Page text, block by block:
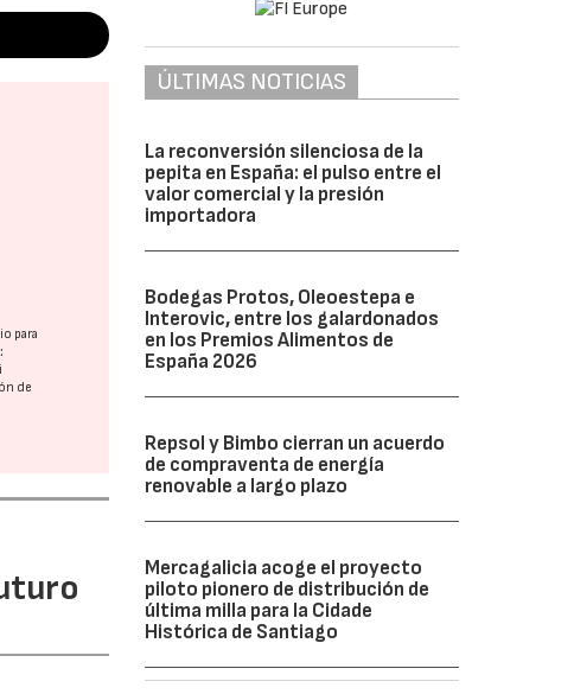
para
de
ÚLTIMAS NOTICIAS
La reconversión silenciosa de la
pepita en España: el pulso entre el
valor comercial y la presión
importadora
Bodegas Protos, Oleoestepa e
Interovic, entre los galardonados
en los Premios Alimentos de
España 2026
Repsol y Bimbo cierran un acuerdo
de compraventa de energía
renovable a largo plazo
Mercagalicia acoge el proyecto
piloto pionero de distribución de
última milla para la Cidade
Histórica de Santiago